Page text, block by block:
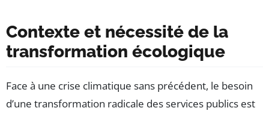
Contexte et nécessité de la
transformation écologique
Face à une crise climatique sans précédent, le besoin
d’une transformation radicale des services publics est